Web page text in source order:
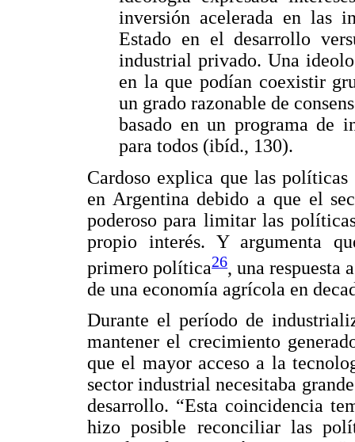
inversión acelerada en las
Estado en el desarrollo
industrial privado. Una
en la que podían coexistir
un grado razonable de
basado en un programa de
para todos (ibíd., 130).
Cardoso explica que las
en Argentina debido a que el
poderoso para limitar las
propio interés. Y argumenta
primero política26, una respuesta
de una economía agrícola en
Durante el período de
mantener el crecimiento
que el mayor acceso a la
sector industrial necesitaba
desarrollo. “Esta coincidencia
hizo posible reconciliar las